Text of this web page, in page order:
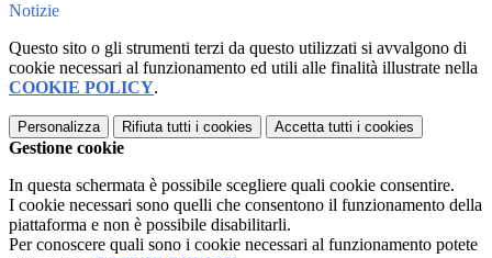
Notizie
Questo sito o gli strumenti terzi da questo utilizzati si avvalgono di
cookie necessari al funzionamento ed utili alle finalità illustrate nella
COOKIE POLICY.
Personalizza Rifiuta tutti i cookies Accetta tutti i cookies
Gestione cookie
In questa schermata è possibile scegliere quali cookie consentire.
I cookie necessari sono quelli che consentono il funzionamento della
piattaforma e non è possibile disabilitarli.
Per conoscere quali sono i cookie necessari al funzionamento potete